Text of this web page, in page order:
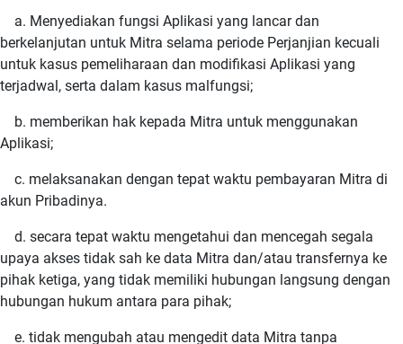
a. Menyediakan fungsi Aplikasi yang lancar dan
berkelanjutan untuk Mitra selama periode Perjanjian kecuali
untuk kasus pemeliharaan dan modifikasi Aplikasi yang
terjadwal, serta dalam kasus malfungsi;
b. memberikan hak kepada Mitra untuk menggunakan
Aplikasi;
c. melaksanakan dengan tepat waktu pembayaran Mitra di
akun Pribadinya.
d. secara tepat waktu mengetahui dan mencegah segala
upaya akses tidak sah ke data Mitra dan/atau transfernya ke
pihak ketiga, yang tidak memiliki hubungan langsung dengan
hubungan hukum antara para pihak;
e. tidak mengubah atau mengedit data Mitra tanpa